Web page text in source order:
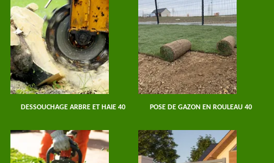
DESSOUCHAGE ARBRE ET HAIE 40 POSE DE GAZON EN ROULEAU 40